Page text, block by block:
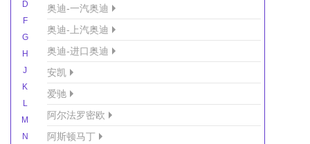
D
F
G
H
J
K
L
M
N
奥迪-一汽奥迪
奥迪-上汽奥迪
奥迪-进口奥迪
安凯
爱驰
阿尔法罗密欧
阿斯顿马丁